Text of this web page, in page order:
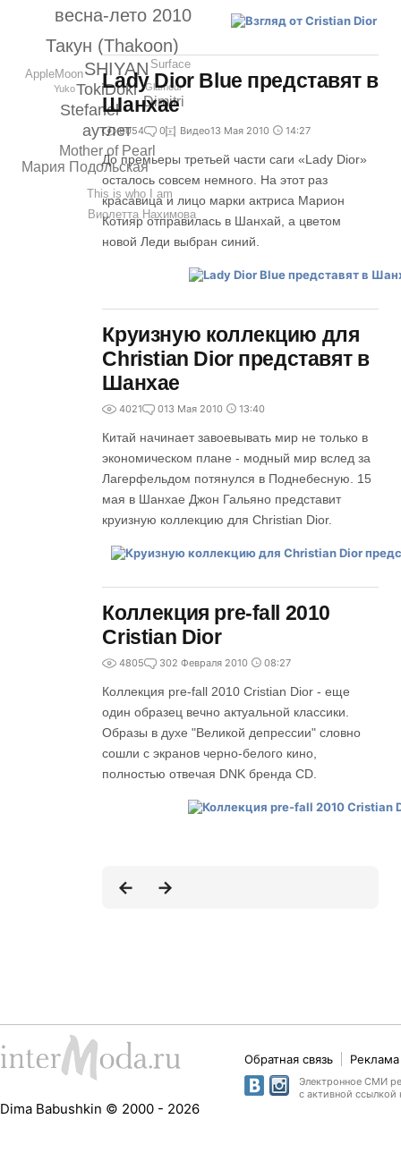
Такун (Thakoon)
SHIYAN
весна-лето 2010
TokiDoki
Stefanel
аутлет
Mother of Pearl
.Dimitri
Мария Подольская
This is who I am
AppleMoon
Surface
Виолетта Нахимова
Yuko Glamour
Lady Dior Blue представят в
Шанхае
5054 0 Видео13 Мая 2010 14:27
До премьеры третьей части саги «Lady Dior»
осталось совсем немного. На этот раз
красавица и лицо марки актриса Марион
Котияр отправилась в Шанхай, а цветом
новой Леди выбран синий.
Круизную коллекцию для
Christian Dior представят в
Шанхае
4021 013 Мая 2010 13:40
Китай начинает завоевывать мир не только в
экономическом плане - модный мир вслед за
Лагерфельдом потянулся в Поднебесную. 15
мая в Шанхае Джон Гальяно представит
круизную коллекцию для Christian Dior.
Коллекция pre-fall 2010
Cristian Dior
4805 302 Февраля 2010 08:27
Коллекция pre-fall 2010 Cristian Dior - еще
один образец вечно актуальной классики.
Образы в духе "Великой депрессии" словно
сошли с экранов черно-белого кино,
полностью отвечая DNK бренда CD.
Dima Babushkin © 2000 - 2026
Обратная связь
Электронное СМИ
с активной ссылкой